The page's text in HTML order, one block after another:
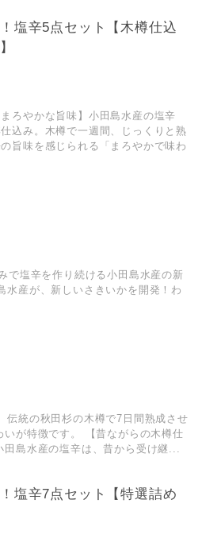
塩辛5点セット【木樽仕込
ろやかな旨味】小田島水産の塩辛
込み。木樽で一週間、じっくりと熟
旨味を感じられる「まろやかで味わ
で塩辛を作り続ける小田島水産の新
水産が、新しいさきいかを開発！わ
伝統の秋田杉の木樽で7日間熟成させ
が特徴です。 【昔ながらの木樽仕
島水産の塩辛は、昔から受け継...
塩辛7点セット【特選詰め